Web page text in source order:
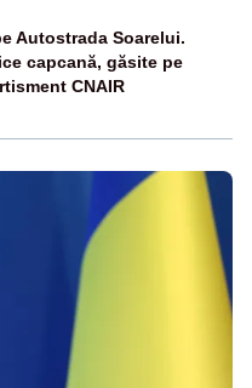
Autostrada Soarelui.
capcană, găsite pe
CNAIR